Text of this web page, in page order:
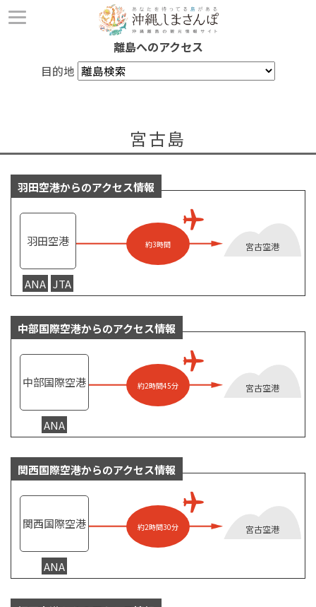
離島へのアクセス
目的地
宮古島
羽田空港からのアクセス情報
羽田空港
ANA JTA
約3時間 宮古空港
中部国際空港からのアクセス情報
中部国際空港
ANA
約2時間45分 宮古空港
関西国際空港からのアクセス情報
関西国際空港
ANA
約2時間30分 宮古空港